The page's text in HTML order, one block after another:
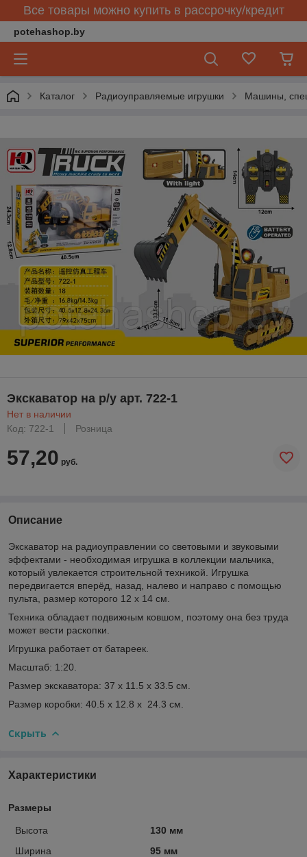
Все товары можно купить в рассрочку/кредит
potehashop.by
Каталог Радиоуправляемые игрушки Машины,
Экскаватор на р/у арт. 722-1
Нет в наличии
Код: 722-1
Розница
57,20 руб.
Описание
Экскаватор на радиоуправлении со световыми и звуковыми
эффектами - необходимая игрушка в коллекции мальчика,
который увлекается строительной техникой. Игрушка
передвигается вперёд, назад, налево и направо с помощью
пульта, размер которого 12 х 14 см.
Техника обладает подвижным ковшом, поэтому она без труда
может вести раскопки.
Игрушка работает от батареек.
Масштаб: 1:20.
Размер экскаватора: 37 х 11.5 х 33.5 см.
Размер коробки: 40.5 х 12.8 х 24.3 см.
Скрыть
Характеристики
Размеры
Высота
130 мм
Ширина
95 мм